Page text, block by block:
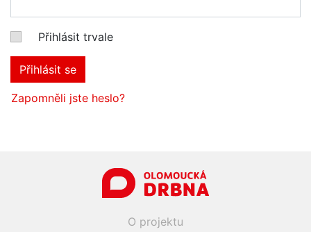
Přihlásit trvale
Přihlásit se
Zapomněli jste heslo?
O projektu